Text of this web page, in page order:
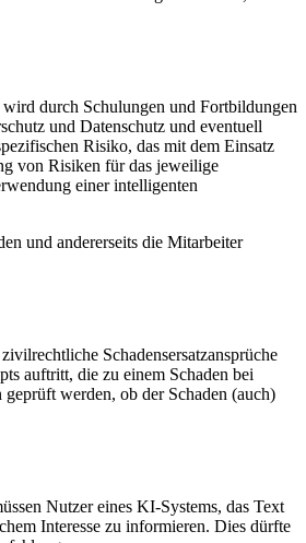
durch Schulungen und Fortbildungen
und Datenschutz und eventuell
Risiko, das mit dem Einsatz
von Risiken für das jeweilige
einer intelligenten
und andererseits die Mitarbeiter
Schadensersatzansprüche
auftritt, die zu einem Schaden bei
werden, ob der Schaden (auch)
Nutzer eines KI-Systems, das Text
Interesse zu informieren. Dies dürfte